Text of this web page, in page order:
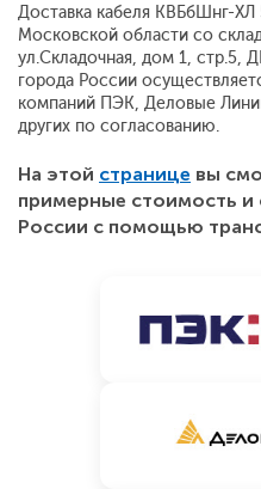
Доставка кабеля КВБбШнг-
Московской области со
ул.Складочная, дом 1, стр.5,
города России
компаний ПЭК, Деловые
других по согласованию.
На этой странице вы
примерные стоимость и
России с помощью